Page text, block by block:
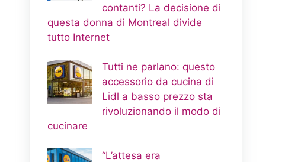
contanti? La decisione di
questa donna di Montreal divide
tutto Internet
Tutti ne parlano: questo
accessorio da cucina di
Lidl a basso prezzo sta
rivoluzionando il modo di
cucinare
“L’attesa era